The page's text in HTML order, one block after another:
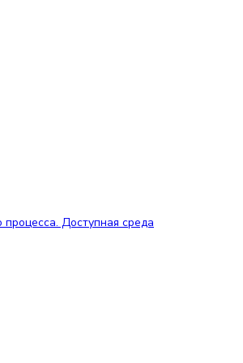
Доступная среда